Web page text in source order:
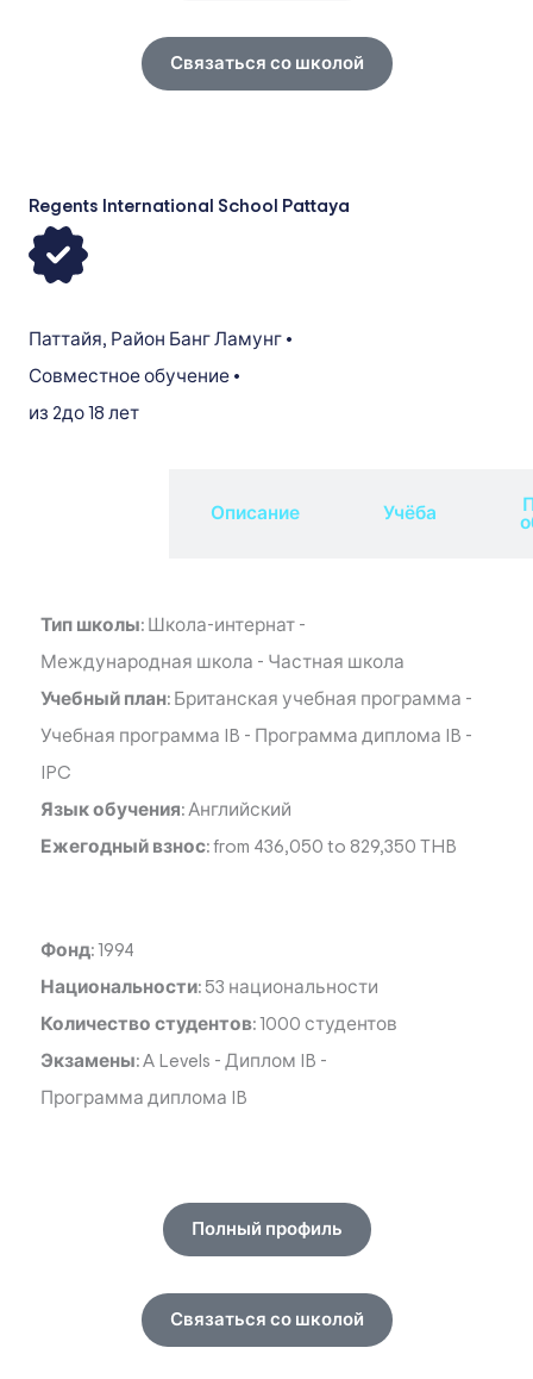
Связаться со школой
Regents International School Pattaya
Паттайя, Район Банг Ламунг •
Совместное обучение •
из 2до 18 лет
Описание Учёба
Тип школы: Школа-интернат -
Международная школа - Частная школа
Учебный план: Британская учебная программа -
Учебная программа IB - Программа диплома IB -
IPC
Язык обучения: Английский
Ежегодный взнос: from 436,050 to 829,350 THB
Фонд: 1994
Национальности: 53 национальности
Количество студентов: 1000 студентов
Экзамены: A Levels - Диплом IB -
Программа диплома IB
Полный профиль
Связаться со школой